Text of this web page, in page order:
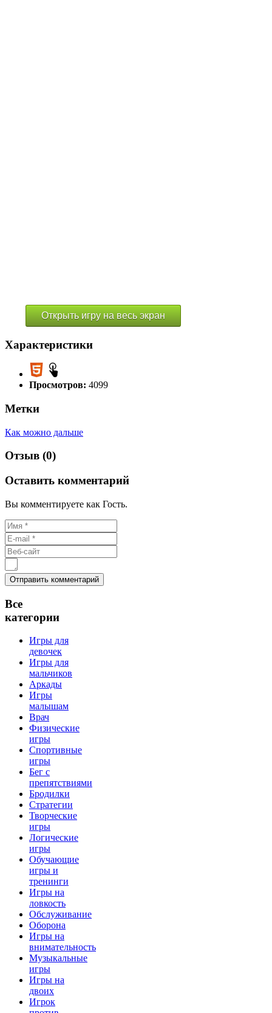
Открыть игру на весь экран
Характеристики
Просмотров: 4099
Метки
Как можно дальше
Отзыв (0)
Оставить комментарий
Вы комментируете как Гость.
Все
категории
Игры для
девочек
Игры для
мальчиков
Аркады
Игры
малышам
Врач
Физические
игры
Спортивные
игры
Бег с
препятствиями
Бродилки
Стратегии
Творческие
игры
Логические
игры
Обучающие
игры и
тренинги
Игры на
ловкость
Обслуживание
Оборона
Игры на
внимательность
Музыкальные
игры
Игры на
двоих
Игрок